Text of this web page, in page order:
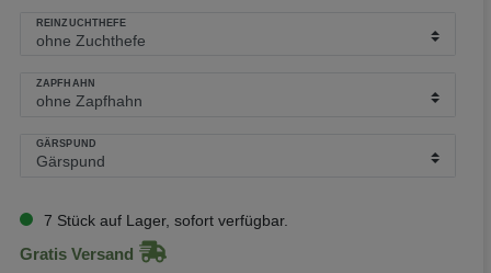
REINZUCHTHEFE
ZAPFHAHN
GÄRSPUND
7 Stück auf Lager, sofort verfügbar.
Gratis Versand